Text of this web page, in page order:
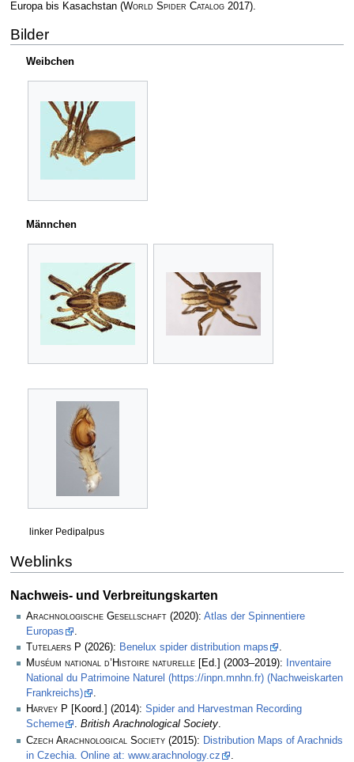
Europa bis Kasachstan (World Spider Catalog2017).
Bilder
Weibchen
Männchen
linker Pedipalpus
Weblinks
Nachweis- und Verbreitungskarten
Arachnologische Gesellschaft (2020): Atlas der Spinnentiere
Europas
Tutelaers P (2026): Benelux spider distribution maps
.
Muséum national d’Histoire naturelle [Ed.] (2003–2019):
Inventaire
National du Patrimoine Naturel (https://inpn.mnhn.fr) (Nachweiskarten
Frankreichs)
.
Harvey P [Koord.] (2014): Spider and Harvestman Recording
Scheme
. British Arachnological Society.
Czech Arachnological Society (2015): Distribution Maps of Arachnids
in Czechia. Online at: www.arachnology.cz